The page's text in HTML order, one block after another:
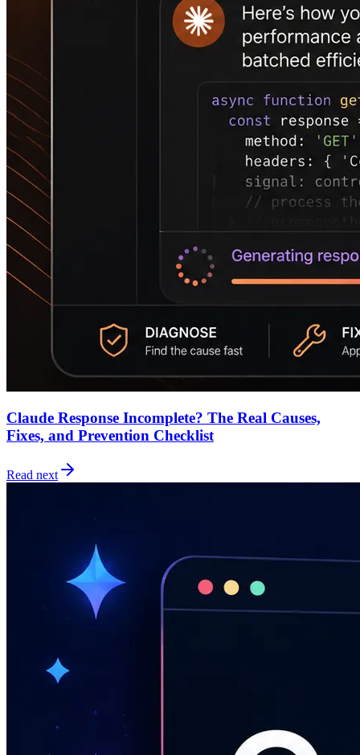
Claude Response Incomplete? The Real Causes,
Fixes, and Prevention Checklist
Read next